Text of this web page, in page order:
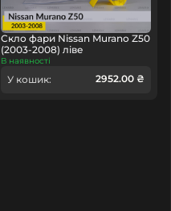
Скло фари Nissan Murano Z50
(2003-2008) ліве
В наявності
У кошик: 2952.00 ₴